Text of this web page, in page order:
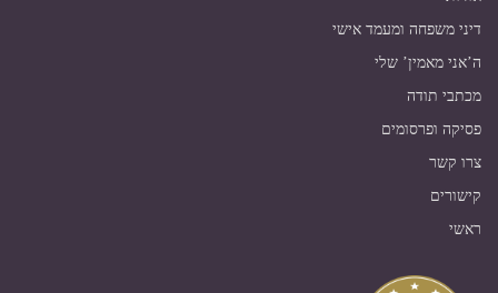
דיני משפחה ומעמד אישי
ה’אני מאמין’ שלי
מכתבי תודה
פסיקה ופרסומים
צרו קשר
קישורים
ראשי